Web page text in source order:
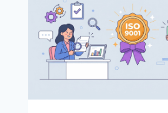
je
rozdiel
oproti
likvidácii
a